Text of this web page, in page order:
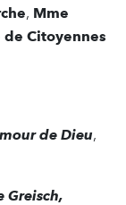
, Mme
Citoyennes
de Dieu,
Greisch,